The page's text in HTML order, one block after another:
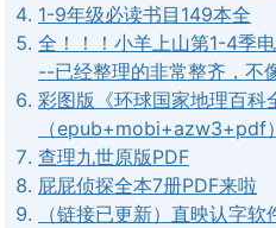
1-9年级必读书目149本全
全！！！小羊上山第1-4季
--已经整理的非常整齐，不
彩图版《环球国家地理百科
（epub+mobi+azw3+pdf）
查理九世原版PDF
屁屁侦探全本7册PDF来啦
（链接已更新）直映认字